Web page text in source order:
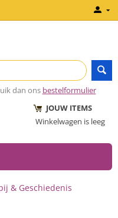
dan ons bestelformulier
JOUW ITEMS
Winkelwagen is leeg
& Geschiedenis